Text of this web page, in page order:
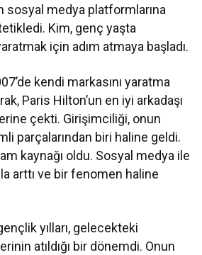
sosyal medya platformlarına
Kim, genç yaşta
için adım atmaya başladı.
kendi markasını yaratma
Paris Hilton’un en iyi arkadaşı
çekti. Girişimciliği, onun
parçalarından biri haline geldi.
kaynağı oldu. Sosyal medya ile
arttı ve bir fenomen haline
yılları, gelecekteki
atıldığı bir dönemdi. Onun